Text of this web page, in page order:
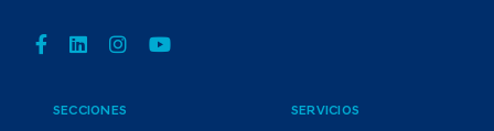
SECCIONES SERVICIOS